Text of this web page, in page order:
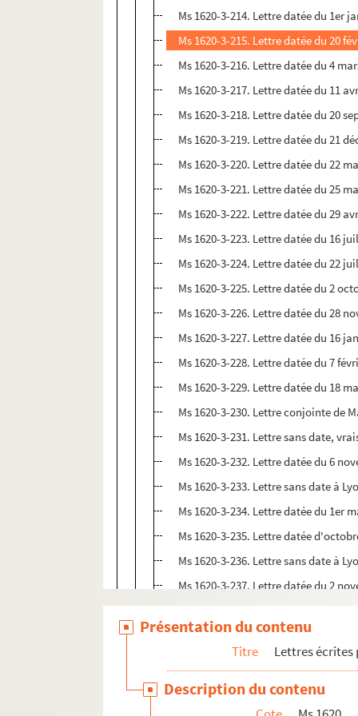
Ms 1620-3-214. Lettre datée du 1er
Ms 1620-3-215. Lettre datée du 20
Ms 1620-3-216. Lettre datée du 4
Ms 1620-3-217. Lettre datée du 11
Ms 1620-3-218. Lettre datée du 20
Ms 1620-3-219. Lettre datée du 21
Ms 1620-3-220. Lettre datée du 22
Ms 1620-3-221. Lettre datée du 25
Ms 1620-3-222. Lettre datée du 29
Ms 1620-3-223. Lettre datée du 16
Ms 1620-3-224. Lettre datée du 22
Ms 1620-3-225. Lettre datée du 2
Ms 1620-3-226. Lettre datée du 28
Ms 1620-3-227. Lettre datée du 16
Ms 1620-3-228. Lettre datée du 7
Ms 1620-3-229. Lettre datée du 18
Ms 1620-3-230. Lettre conjointe de
Ms 1620-3-231. Lettre sans date,
Ms 1620-3-232. Lettre datée du 6
Ms 1620-3-233. Lettre sans date à
Ms 1620-3-234. Lettre datée du 1er
Ms 1620-3-235. Lettre datée
Ms 1620-3-236. Lettre sans date à
Ms 1620-3-237. Lettre datée du 2
Ms 1620-3-238. Lettre sans date, à
Ms 1620-3-241 à Ms 1620-3-298.
Présentation du contenu
Titre Lettres écrites
Description du contenu